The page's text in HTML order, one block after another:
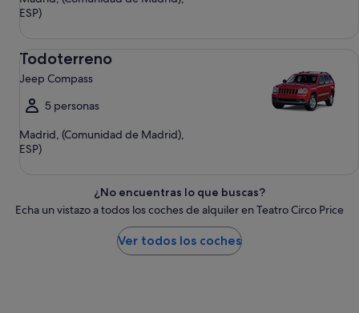
ESP)
Todoterreno
Jeep Compass
5 personas
Madrid, (Comunidad de Madrid),
ESP)
¿No encuentras lo que buscas?
Echa un vistazo a todos los coches de alquiler en Teatro Circo Price
Ver todos los coches